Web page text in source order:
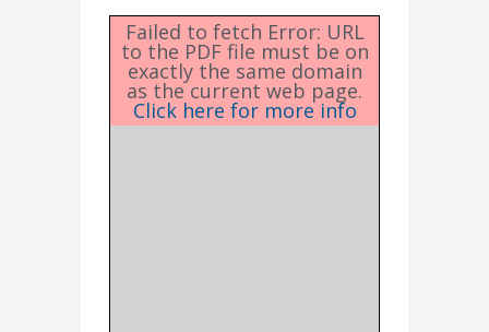
Failed to fetch Error: URL
to the PDF file must be on
exactly the same domain
as the current web page.
Click here for more info